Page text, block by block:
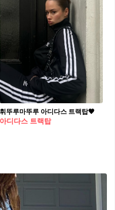
휘뚜루마뚜루 아디다스 트랙탑🖤
아디다스 트랙탑